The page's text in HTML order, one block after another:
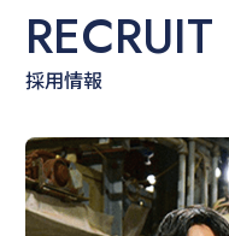
RECRUIT
採用情報